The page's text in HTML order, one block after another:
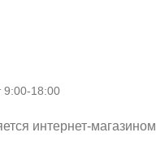
9:00-18:00
интернет-магазином